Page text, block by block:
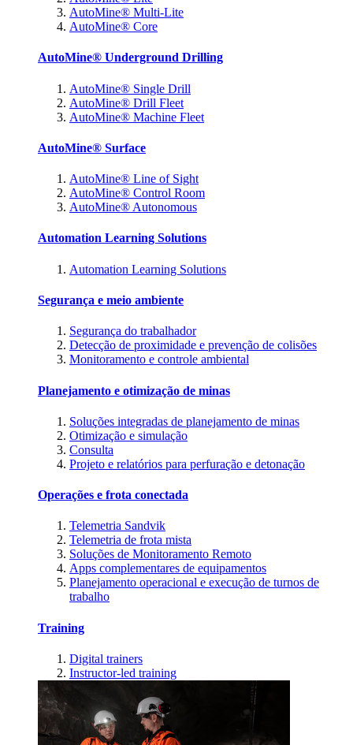
AutoMine® Multi-Lite
AutoMine® Core
AutoMine® Underground Drilling
AutoMine® Single Drill
AutoMine® Drill Fleet
AutoMine® Machine Fleet
AutoMine® Surface
AutoMine® Line of Sight
AutoMine® Control Room
AutoMine® Autonomous
Automation Learning Solutions
Automation Learning Solutions
Segurança e meio ambiente
Segurança do trabalhador
Detecção de proximidade e prevenção de colisões
Monitoramento e controle ambiental
Planejamento e otimização de minas
Soluções integradas de planejamento de minas
Otimização e simulação
Consulta
Projeto e relatórios para perfuração e detonação
Operações e frota conectada
Telemetria Sandvik
Telemetria de frota mista
Soluções de Monitoramento Remoto
Apps complementares de equipamentos
Planejamento operacional e execução de turnos de
trabalho
Training
Digital trainers
Instructor-led training